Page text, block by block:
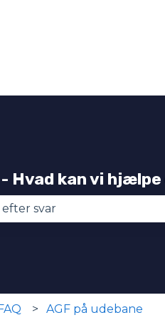
for oversættelser
Hvad kan vi hjælpe
AGF på udebane